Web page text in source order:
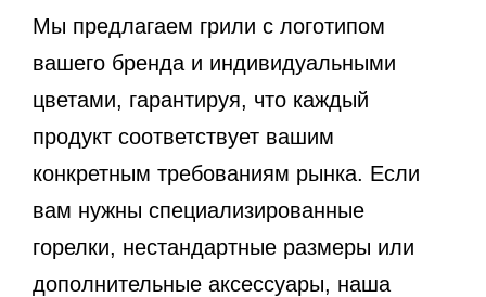
Мы предлагаем грили с логотипом
вашего бренда и индивидуальными
цветами, гарантируя, что каждый
продукт соответствует вашим
конкретным требованиям рынка. Если
вам нужны специализированные
горелки, нестандартные размеры или
дополнительные аксессуары, наша